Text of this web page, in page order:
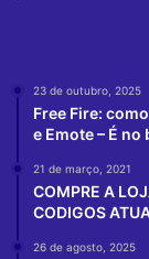
23 de outubro, 2025
Free Fire:
e Emote – É
21 de março, 2021
COMPRE A
CODIGOS
26 de agosto, 2025